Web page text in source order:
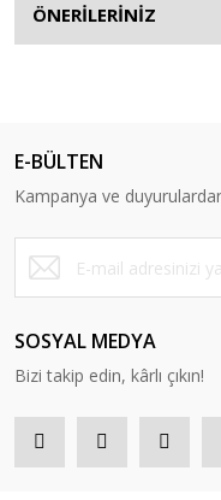
ÖNERİLERİNİZ
E-BÜLTEN
Kampanya ve
SOSYAL MEDYA
Bizi takip edin, kârlı çıkın!